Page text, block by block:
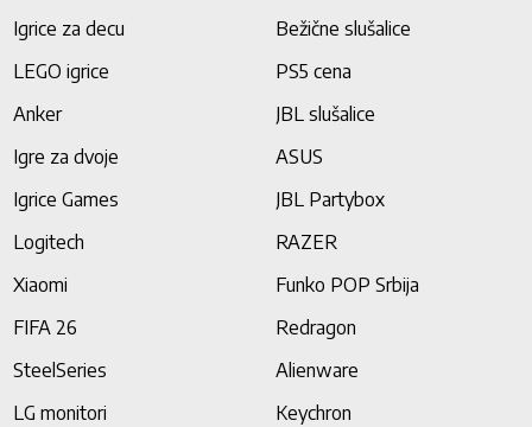
Igrice za decu
Bežične slušalice
LEGO igrice
PS5 cena
Anker
JBL slušalice
Igre za dvoje
ASUS
Igrice Games
JBL Partybox
Logitech
RAZER
Xiaomi
Funko POP Srbija
FIFA 26
Redragon
SteelSeries
Alienware
LG monitori
Keychron